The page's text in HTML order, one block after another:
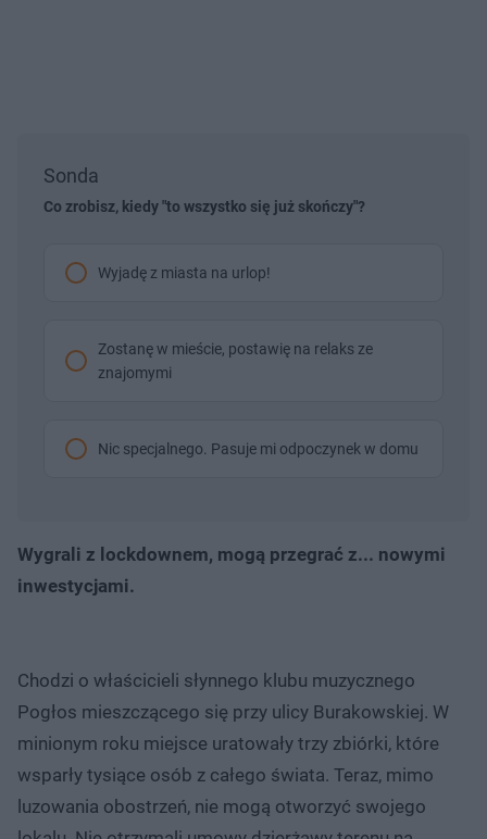
Sonda
Co zrobisz, kiedy "to wszystko się już skończy"?
Wyjadę z miasta na urlop!
Zostanę w mieście, postawię na relaks ze
znajomymi
Nic specjalnego. Pasuje mi odpoczynek w domu
Wygrali z lockdownem, mogą przegrać z... nowymi
inwestycjami.
Chodzi o właścicieli słynnego klubu muzycznego
Pogłos mieszczącego się przy ulicy Burakowskiej. W
minionym roku miejsce uratowały trzy zbiórki, które
wsparły tysiące osób z całego świata. Teraz, mimo
luzowania obostrzeń, nie mogą otworzyć swojego